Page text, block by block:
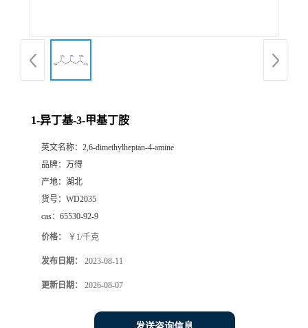
1-异丁基-3-甲基丁胺
英文名称： 2,6-dimethylheptan-4-amine
品牌： 万得
产地： 湖北
货号： WD2035
cas： 65530-92-9
价格： ￥1/千克
发布日期： 2023-08-11
更新日期： 2026-08-07